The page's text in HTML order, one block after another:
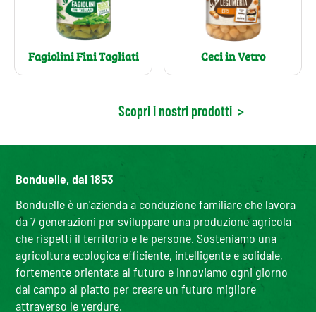
Fagiolini Fini Tagliati Ceci in Vetro
Scopri i nostri prodotti >
Bonduelle, dal 1853
Bonduelle è un'azienda a conduzione familiare che lavora
da 7 generazioni per sviluppare una produzione agricola
che rispetti il territorio e le persone. Sosteniamo una
agricoltura ecologica efficiente, intelligente e solidale,
fortemente orientata al futuro e innoviamo ogni giorno
dal campo al piatto per creare un futuro migliore
attraverso le verdure.